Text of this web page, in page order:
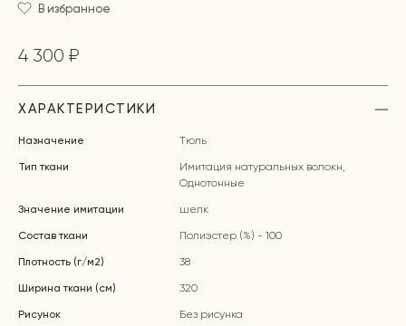
В избранное
4 300 ₽
ХАРАКТЕРИСТИКИ
Назначение Тюль
Тип ткани
Имитация натуральных волокн,
Однотонные
Значение имитации шелк
Состав ткани Полиэстер (%) - 100
Плотность (г/м2) 38
Ширина ткани (см) 320
Рисунок Без рисунка